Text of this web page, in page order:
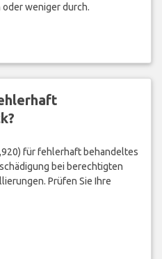
oder weniger durch.
für fehlerhaft behandeltes
bei berechtigten
Prüfen Sie Ihre